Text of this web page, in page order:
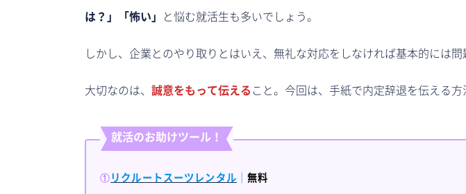
は？」「怖い」 と悩む就活生も多いでしょう。
しかし、企業とのやり取りとはいえ、無礼な対応をしなければ基本的には問
大切なのは、 誠意をもって伝える こと。今回は、手紙で内定辞退を伝える
就活のお助けツール ！
① リクルートスーツレンタル ｜無料